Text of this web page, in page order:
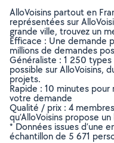
AlloVoisins partout en
représentées sur
grande ville, trouvez un
Efficace : Une demande
millions de demandes
Généraliste : 1 250
possible sur AlloVoisins,
projets.
Rapide : 10 minutes
votre demande
Qualité / prix : 4
qu’AlloVoisins propose
* Données issues d’une
échantillon de 5 671